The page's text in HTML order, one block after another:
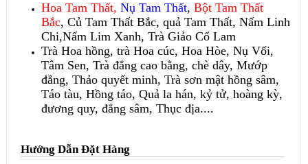
Hoa Tam Thất,Nụ Tam Thất,Bột Tam Thất
Bắc,Củ Tam Thất Bắc,quả Tam Thất, Nấm Linh
Chi,Nấm Lim Xanh,Trà Giảo Cổ Lam
Trà Hoa hồng, trà Hoa cúc, Hoa Hòe, Nụ Vối,
Tâm Sen, Trà đắng cao bằng, chè dây, Mướp
đắng, Thảo quyết minh, Trà sơn mật hồng sâm,
Táo tàu, Hồng táo, Quả la hán, kỷ tử, hoàng kỳ,
đương quy, đẳng sâm, Thục địa....
Hướng Dẫn Đặt Hàng